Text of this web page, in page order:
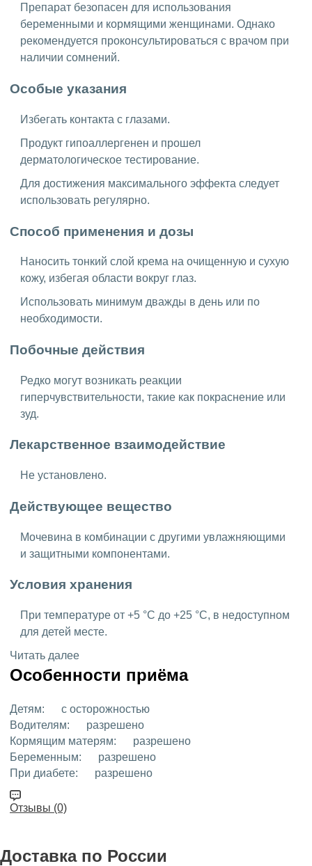
Препарат безопасен для использования
беременными и кормящими женщинами. Однако
рекомендуется проконсультироваться с врачом при
наличии сомнений.
Особые указания
Избегать контакта с глазами.
Продукт гипоаллергенен и прошел
дерматологическое тестирование.
Для достижения максимального эффекта следует
использовать регулярно.
Способ применения и дозы
Наносить тонкий слой крема на очищенную и сухую
кожу, избегая области вокруг глаз.
Использовать минимум дважды в день или по
необходимости.
Побочные действия
Редко могут возникать реакции
гиперчувствительности, такие как покраснение или
зуд.
Лекарственное взаимодействие
Не установлено.
Действующее вещество
Мочевина в комбинации с другими увлажняющими
и защитными компонентами.
Условия хранения
При температуре от +5 °C до +25 °C, в недоступном
для детей месте.
Читать далее
Особенности приёма
Детям:
с осторожностью
Водителям:
разрешено
Кормящим матерям:
разрешено
Беременным:
разрешено
При диабете:
разрешено
Отзывы (0)
Доставка по России